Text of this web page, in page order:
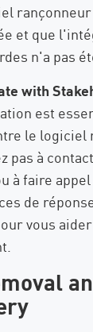
et que
n'a pas
with
est
le logiciel
pas à
à faire
de
vous